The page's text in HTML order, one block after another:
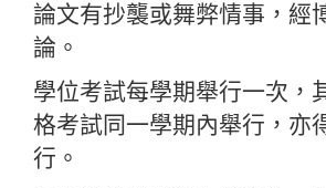
論文有抄襲或舞弊情事，經
論。
學位考試每學期舉行一次，
格考試同一學期內舉行，亦
行。